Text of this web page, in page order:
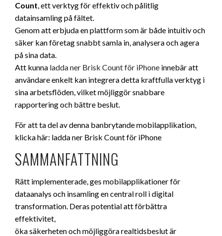
Count, ett verktyg för effektiv och pålitlig
datainsamling på fältet.
Genom att erbjuda en plattform som är både intuitiv och
säker kan företag snabbt samla in, analysera och agera
på sina data.
Att kunna ladda ner Brisk Count för iPhone innebär att
användare enkelt kan integrera detta kraftfulla verktyg i
sina arbetsflöden, vilket möjliggör snabbare
rapportering och bättre beslut.
För att ta del av denna banbrytande mobilapplikation,
klicka här: ladda ner Brisk Count för iPhone
SAMMANFATTNING
Rätt implementerade, ges mobilapplikationer för
dataanalys och insamling en central roll i digital
transformation. Deras potential att förbättra
effektivitet,
öka säkerheten och möjliggöra realtidsbeslut är